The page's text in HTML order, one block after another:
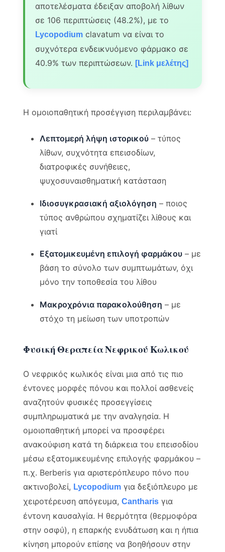
αποτελέσματα έδειξαν αποβολή λίθων
σε 106 περιπτώσεις (48.2%), με το
Lycopodium clavatum να είναι το
συχνότερα ενδεικνυόμενο φάρμακο σε
40.9% των περιπτώσεων. [Link μελέτης]
Η ομοιοπαθητική προσέγγιση περιλαμβάνει:
Λεπτομερή λήψη ιστορικού – τύπος
λίθων, συχνότητα επεισοδίων,
διατροφικές συνήθειες,
ψυχοσυναισθηματική κατάσταση
Ιδιοσυγκρασιακή αξιολόγηση – ποιος
τύπος ανθρώπου σχηματίζει λίθους και
γιατί
Εξατομικευμένη επιλογή φαρμάκου – με
βάση το σύνολο των συμπτωμάτων, όχι
μόνο την τοποθεσία του λίθου
Μακροχρόνια παρακολούθηση – με
στόχο τη μείωση των υποτροπών
Φυσική Θεραπεία Νεφρικού Κωλικού
Ο νεφρικός κωλικός είναι μια από τις πιο
έντονες μορφές πόνου και πολλοί ασθενείς
αναζητούν φυσικές προσεγγίσεις
συμπληρωματικά με την αναλγησία. Η
ομοιοπαθητική μπορεί να προσφέρει
ανακούφιση κατά τη διάρκεια του επεισοδίου
μέσω εξατομικευμένης επιλογής φαρμάκου –
π.χ. Berberis για αριστερόπλευρο πόνο που
ακτινοβολεί, Lycopodium για δεξιόπλευρο με
χειροτέρευση απόγευμα,Cantharis για
έντονη καυσαλγία. Η θερμότητα (θερμοφόρα
στην οσφύ), η επαρκής ενυδάτωση και η ήπια
κίνηση μπορούν επίσης να βοηθήσουν στην